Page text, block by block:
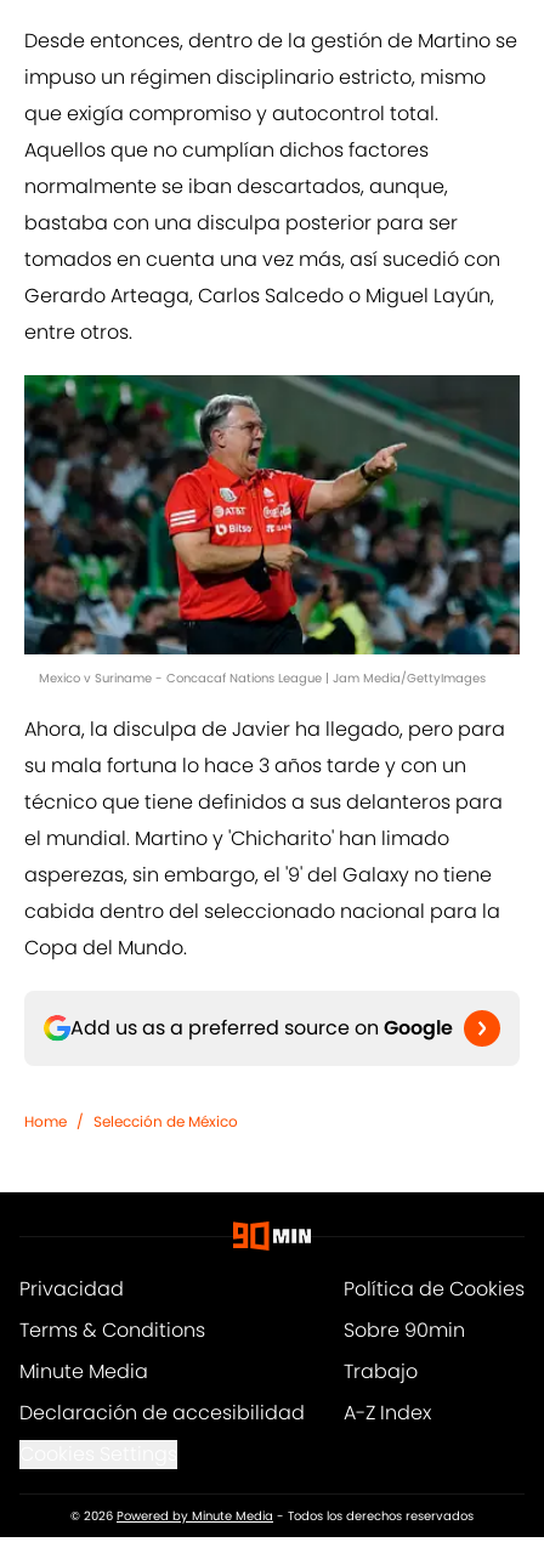
Desde entonces, dentro de la gestión de Martino se
impuso un régimen disciplinario estricto, mismo
que exigía compromiso y autocontrol total.
Aquellos que no cumplían dichos factores
normalmente se iban descartados, aunque,
bastaba con una disculpa posterior para ser
tomados en cuenta una vez más, así sucedió con
Gerardo Arteaga, Carlos Salcedo o Miguel Layún,
entre otros.
Mexico v Suriname - Concacaf Nations League | Jam Media/GettyImages
Ahora, la disculpa de Javier ha llegado, pero para
su mala fortuna lo hace 3 años tarde y con un
técnico que tiene definidos a sus delanteros para
el mundial. Martino y 'Chicharito' han limado
asperezas, sin embargo, el '9' del Galaxy no tiene
cabida dentro del seleccionado nacional para la
Copa del Mundo.
Add us as a preferred source on Google
Home / Selección de México
Privacidad
Política de Cookies
Terms & Conditions
Sobre 90min
Minute Media
Trabajo
Declaración de accesibilidad
A-Z Index
© 2026 Powered by Minute Media - Todos los derechos reservados